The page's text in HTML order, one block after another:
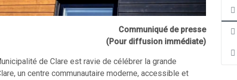
Communiqué de presse
(Pour diffusion immédiate)
de Clare est ravie de célébrer la grande
un centre communautaire moderne, accessible et